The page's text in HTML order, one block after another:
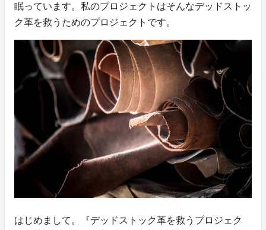
眠っています。私のプロジェクトはそんなデッドストッ
ク革を救うためのプロジェクトです。
はじめまして。『デッドストック革を救うプロジェク